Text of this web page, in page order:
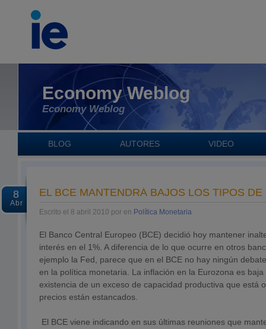
Economy Weblog
Economy Weblog
BLOG AUTORES VIDEO
8
Abr
EL BCE MANTENDRÁ BAJOS LOS TIPOS DE
Escrito el 8 abril 2010 por en Política Monetaria
El Banco Central Europeo (BCE) decidió hoy mantener
interés en el 1%. A diferencia de lo que ocurre en otros
ejemplo la Fed, parece que en el BCE no hay ningún
en la política monetaria. La inflación en la Eurozona es
existencia de un exceso de capacidad productiva que está
precios están estancados.
El BCE viene indicando en sus últimas reuniones que